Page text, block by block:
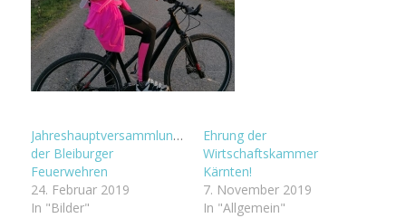
Jahreshauptversammlungen
der Bleiburger
Feuerwehren
24. Februar 2019
In "Bilder"
Ehrung der
Wirtschaftskammer
Kärnten!
7. November 2019
In "Allgemein"